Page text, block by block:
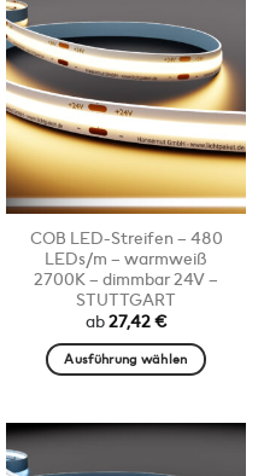
COB LED-Streifen – 480
LEDs/m – warmweiß
2700K – dimmbar 24V –
STUTTGART
ab27,42€
Ausführung wählen
weist